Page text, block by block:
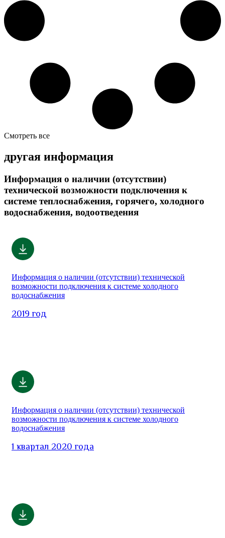
Смотреть все
другая информация
Информация о наличии (отсутствии)
технической возможности подключения к
системе теплоснабжения, горячего, холодного
водоснабжения, водоотведения
Информация о наличии (отсутствии) технической
возможности подключения к системе холодного
водоснабжения
2019 год
Информация о наличии (отсутствии) технической
возможности подключения к системе холодного
водоснабжения
1 квартал 2020 года